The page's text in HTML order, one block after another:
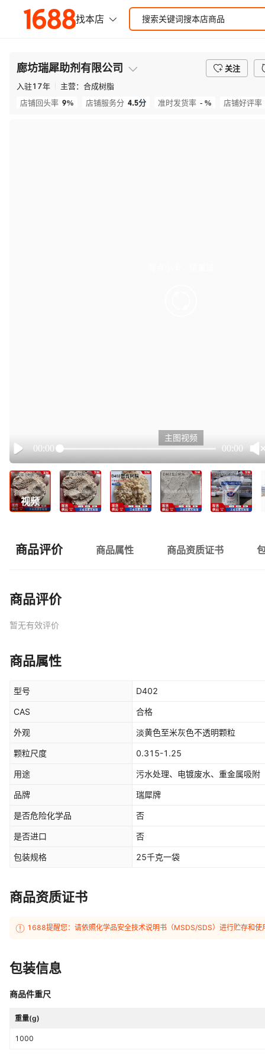
廊坊瑞犀助剂有限公司
关注
入驻17年 主营： 合成树脂
店铺回头率 9% 店铺服务分 4.5分 准时发货率 - % 店铺好评率
Play
00:00 00:00
主图视频
视频
商品评价 商品属性 商品资质证书
商品评价
暂无有效评价
商品属性
型号 D402
CAS 合格
外观 淡黄色至米灰色不透明颗粒
颗粒尺度 0.315-1.25
用途 污水处理、电镀废水、重金属吸附
品牌 瑞犀牌
是否危险化学品 否
是否进口 否
包装规格 25千克一袋
商品资质证书
1688提醒您：请依照化学品安全技术说明书（MSDS/SDS）进行贮存和
包装信息
商品件重尺
重量(g)
1000